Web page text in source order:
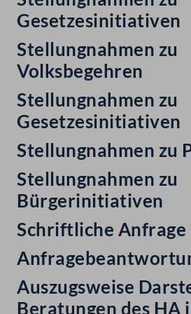
Gesetzesinitiativen
Stellungnahmen zu
Volksbegehren
Stellungnahmen zu
Gesetzesinitiativen
Stellungnahmen zu
Stellungnahmen zu
Bürgerinitiativen
Schriftliche Anfrage
Auszugsweise
Beratungen des HA